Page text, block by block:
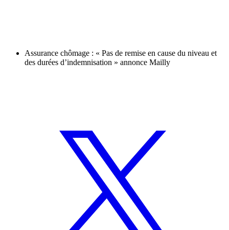
Assurance chômage : « Pas de remise en cause du niveau et
des durées d’indemnisation » annonce Mailly